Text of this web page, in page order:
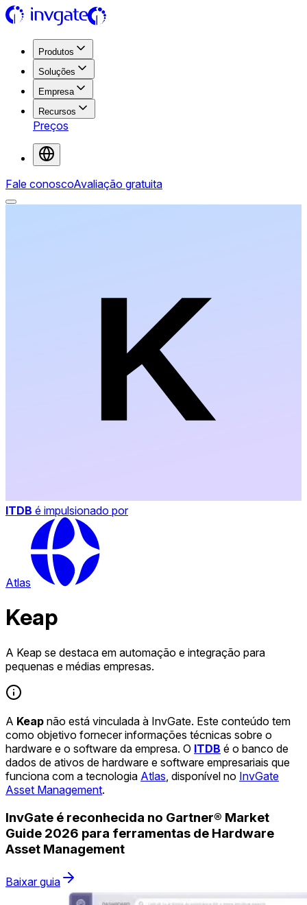
Produtos
Soluções
Empresa
Recursos
Preços
Fale conoscoAvaliação gratuita
ITDB é impulsionado por
Atlas
Keap
A Keap se destaca em automação e integração para
pequenas e médias empresas.
A Keap não está vinculada à InvGate. Este conteúdo tem
como objetivo fornecer informações técnicas sobre o
hardware e o software da empresa. O ITDB é o banco de
dados de ativos de hardware e software empresariais que
funciona com a tecnologia Atlas , disponível no InvGate
Asset Management.
InvGate é reconhecida no Gartner® Market
Guide 2026 para ferramentas de Hardware
Asset Management
Baixar guia